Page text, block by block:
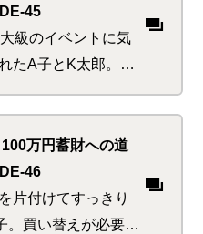
をされていたこと
く。もっと早く言
45
級のイベントに気
たA子とK太郎。豪
してベタに楽しむ
いはいつもよりち
背伸びした負担額
しポイント沼には
る人間が考えるこ
クトルで…
万円蓄財への道
46
片付けてすっきり
。買い替えが必要な